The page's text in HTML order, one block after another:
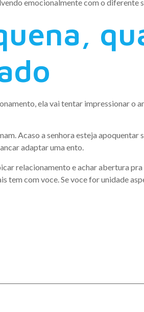
emocionalmente com o diferente
ela vai tentar impressionar o
Acaso a senhora esteja apoquentar
adaptar uma ento.
relacionamento e achar abertura
tem com voce. Se voce for unidade